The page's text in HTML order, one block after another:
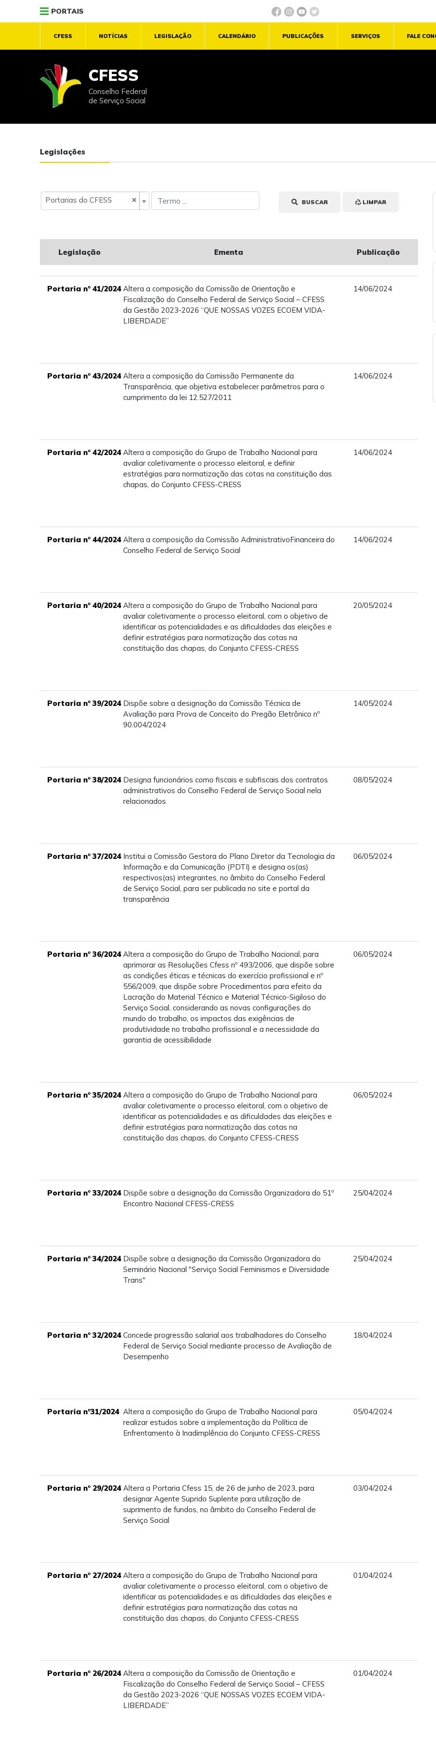
PORTAIS
CFESS NOTÍCIAS LEGISLAÇÃO CALENDÁRIO PUBLICAÇÕES SERVIÇOS FALE
CFESS
Conselho Federal
de Serviço Social
Legislações
×
Portarias do CFESS BUSCAR LIMPAR
Legislação Ementa Publicação
Portaria n° 41/2024 Altera a composição da Comissão de Orientação e
Fiscalização do Conselho Federal de Serviço Social – CFESS
da Gestão 2023-2026 “QUE NOSSAS VOZES ECOEM VIDA-
LIBERDADE”
14/06/2024
Portaria n° 43/2024 Altera a composição da Comissão Permanente da
Transparência, que objetiva estabelecer parâmetros para o
cumprimento da lei 12.527/2011
14/06/2024
Portaria n° 42/2024 Altera a composição do Grupo de Trabalho Nacional para
avaliar coletivamente o processo eleitoral, e definir
estratégias para normatização das cotas na constituição das
chapas, do Conjunto CFESS-CRESS
14/06/2024
Portaria n° 44/2024 Altera a composição da Comissão AdministrativoFinanceira do
Conselho Federal de Serviço Social
14/06/2024
Portaria n° 40/2024 Altera a composição do Grupo de Trabalho Nacional para
avaliar coletivamente o processo eleitoral, com o objetivo de
identificar as potencialidades e as dificuldades das eleições e
definir estratégias para normatização das cotas na
constituição das chapas, do Conjunto CFESS-CRESS
20/05/2024
Portaria n° 39/2024 Dispõe sobre a designação da Comissão Técnica de
Avaliação para Prova de Conceito do Pregão Eletrônico nº
90.004/2024
14/05/2024
Portaria n° 38/2024 Designa funcionários como fiscais e subfiscais dos contratos
administrativos do Conselho Federal de Serviço Social nela
relacionados
08/05/2024
Portaria n° 37/2024 Institui a Comissão Gestora do Plano Diretor da Tecnologia da
Informação e da Comunicação (PDTI) e designa os(as)
respectivos(as) integrantes, no âmbito do Conselho Federal
de Serviço Social, para ser publicada no site e portal da
transparência
06/05/2024
Portaria n° 36/2024 Altera a composição do Grupo de Trabalho Nacional, para
aprimorar as Resoluções Cfess nº 493/2006, que dispõe sobre
as condições éticas e técnicas do exercício profissional e nº
556/2009, que dispõe sobre Procedimentos para efeito da
Lacração do Material Técnico e Material Técnico-Sigiloso do
Serviço Social, considerando as novas configurações do
mundo do trabalho, os impactos das exigências de
produtividade no trabalho profissional e a necessidade da
garantia de acessibilidade
06/05/2024
Portaria n° 35/2024 Altera a composição do Grupo de Trabalho Nacional para
avaliar coletivamente o processo eleitoral, com o objetivo de
identificar as potencialidades e as dificuldades das eleições e
definir estratégias para normatização das cotas na
constituição das chapas, do Conjunto CFESS-CRESS
06/05/2024
Portaria n° 33/2024 Dispõe sobre a designação da Comissão Organizadora do 51º
Encontro Nacional CFESS-CRESS
25/04/2024
Portaria n° 34/2024 Dispõe sobre a designação da Comissão Organizadora do
Seminário Nacional "Serviço Social Feminismos e Diversidade
Trans"
25/04/2024
Portaria n° 32/2024 Concede progressão salarial aos trabalhadores do Conselho
Federal de Serviço Social mediante processo de Avaliação de
Desempenho
18/04/2024
Portaria n°31/2024 Altera a composição do Grupo de Trabalho Nacional para
realizar estudos sobre a implementação da Política de
Enfrentamento à Inadimplência do Conjunto CFESS-CRESS
05/04/2024
Portaria n° 29/2024 Altera a Portaria Cfess 15, de 26 de junho de 2023, para
designar Agente Suprido Suplente para utilização de
suprimento de fundos, no âmbito do Conselho Federal de
Serviço Social
03/04/2024
Portaria n° 27/2024 Altera a composição do Grupo de Trabalho Nacional para
avaliar coletivamente o processo eleitoral, com o objetivo de
identificar as potencialidades e as dificuldades das eleições e
definir estratégias para normatização das cotas na
constituição das chapas, do Conjunto CFESS-CRESS
01/04/2024
Portaria n° 26/2024 Altera a composição da Comissão de Orientação e
Fiscalização do Conselho Federal de Serviço Social – CFESS
da Gestão 2023-2026 “QUE NOSSAS VOZES ECOEM VIDA-
LIBERDADE”
01/04/2024